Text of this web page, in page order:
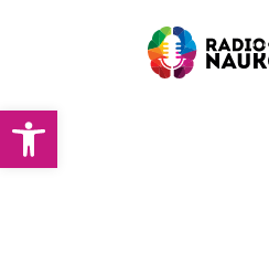
Otwórz pasek narzędzi